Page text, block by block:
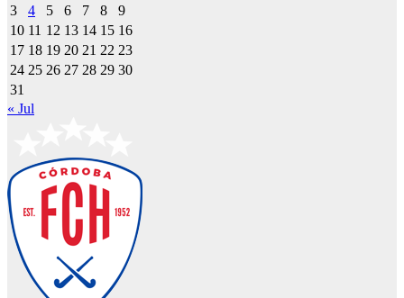
3
4 5 6 7 8
9
10 11 12 13 14 15 16
17 18 19 20 21 22 23
24 25 26 27 28 29 30
31
« Jul